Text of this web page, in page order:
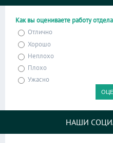
Как вы оцениваете работу
Отлично
Хорошо
Неплохо
Плохо
Ужасно
НАШИ